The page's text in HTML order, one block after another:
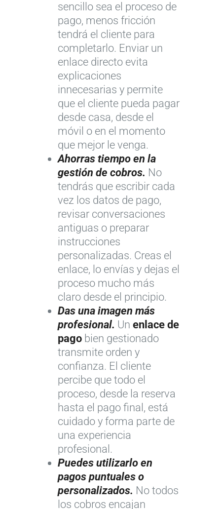
sencillo sea el proceso de
pago, menos fricción
tendrá el cliente para
completarlo. Enviar un
enlace directo evita
explicaciones
innecesarias y permite
que el cliente pueda pagar
desde casa, desde el
móvil o en el momento
que mejor le venga.
Ahorras tiempo en la
gestión de cobros. No
tendrás que escribir cada
vez los datos de pago,
revisar conversaciones
antiguas o preparar
instrucciones
personalizadas. Creas el
enlace, lo envías y dejas el
proceso mucho más
claro desde el principio.
Das una imagen más
profesional. Un enlace de
pago bien gestionado
transmite orden y
confianza. El cliente
percibe que todo el
proceso, desde la reserva
hasta el pago final, está
cuidado y forma parte de
una experiencia
profesional.
Puedes utilizarlo en
pagos puntuales o
personalizados. No todos
los cobros encajan